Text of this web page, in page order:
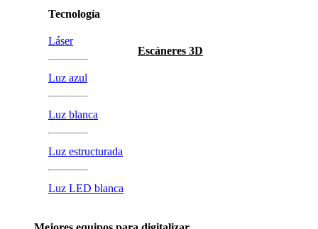
Tecnología
Láser
Luz azul
Luz blanca
Luz estructurada
Luz LED blanca
Escáneres 3D